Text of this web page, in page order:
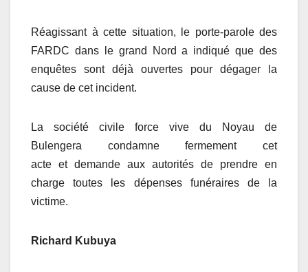
Réagissant à cette situation, le porte-parole des
FARDC dans le grand Nord a indiqué que des
enquêtes sont déjà ouvertes pour dégager la
cause de cet incident.
La société civile force vive du Noyau de
Bulengera condamne fermement cet
acte et demande aux autorités de prendre en
charge toutes les dépenses funéraires de la
victime.
Richard Kubuya